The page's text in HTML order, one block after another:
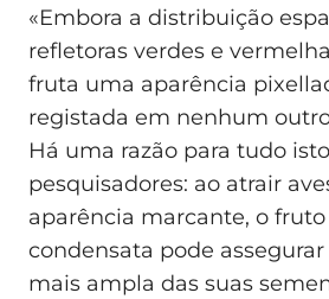
«Embora a distribuição
refletoras verdes e
fruta uma aparência
registada em nenhum
Há uma razão para tudo
pesquisadores: ao atrair
aparência marcante, o fruto
condensata pode
mais ampla das suas